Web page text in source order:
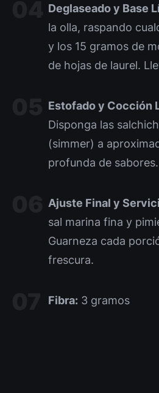
Deglaseado y Base
la olla, raspando
y los 15 gramos de
de hojas de laurel.
Estofado y Cocción
Disponga las
(simmer) a
profunda de sabores.
Ajuste Final y
sal marina fina y
Guarneza cada
frescura.
Fibra: 3 gramos